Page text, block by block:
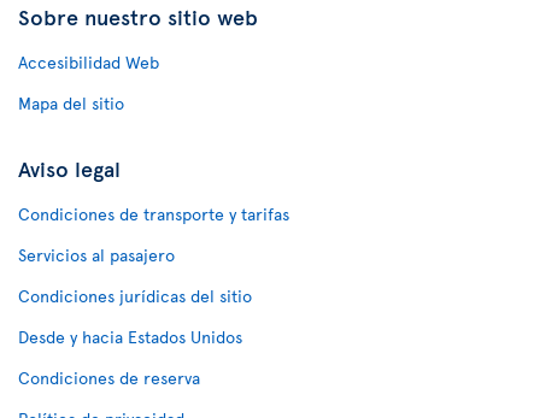
Sobre nuestro sitio web
Accesibilidad Web
Mapa del sitio
Aviso legal
Condiciones de transporte y tarifas
Servicios al pasajero
Condiciones jurídicas del sitio
Desde y hacia Estados Unidos
Condiciones de reserva